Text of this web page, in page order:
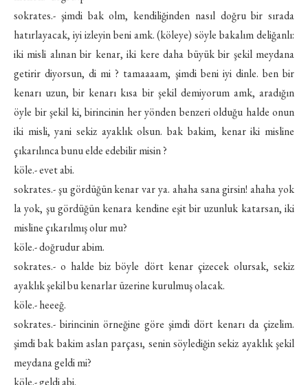
sokrates.- şimdi bak olm, kendiliğinden nasıl doğru bir sırada
hatırlayacak, iyi izleyin beni amk. (köleye) söyle bakalım deliğanlı:
iki misli alınan bir kenar, iki kere daha büyük bir şekil meydana
getirir diyorsun, di mi ? tamaaaam, şimdi beni iyi dinle. ben bir
kenarı uzun, bir kenarı kısa bir şekil demiyorum amk, aradığın
öyle bir şekil ki, birincinin her yönden benzeri olduğu halde onun
iki misli, yani sekiz ayaklık olsun. bak bakim, kenar iki misline
çıkarılınca bunu elde edebilir misin ?
köle.- evet abi.
sokrates.- şu gördüğün kenar var ya. ahaha sana girsin! ahaha yok
la yok, şu gördüğün kenara kendine eşit bir uzunluk katarsan, iki
misline çıkarılmış olur mu?
köle.- doğrudur abim.
sokrates.- o halde biz böyle dört kenar çizecek olursak, sekiz
ayaklık şekil bu kenarlar üzerine kurulmuş olacak.
köle.- heeeğ.
sokrates.- birincinin örneğine göre şimdi dört kenarı da çizelim.
şimdi bak bakim aslan parçası, senin söylediğin sekiz ayaklık şekil
meydana geldi mi?
köle.- geldi abi.